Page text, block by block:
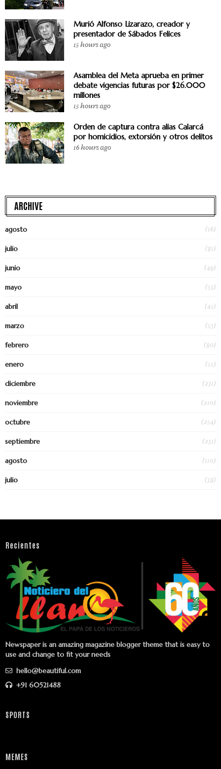
Murió Alfonso Lizarazo, creador y
presentador de Sábados Felices
15 hours ago
Asamblea del Meta aprueba en primer
debate vigencias futuras por $26.000
millones
15 hours ago
Orden de captura contra alias Calarcá
por homicidios, extorsión y otros delitos
16 hours ago
ARCHIVE
agosto (16)
julio (81)
junio (49)
mayo (53)
abril (45)
marzo (53)
febrero (80)
enero (55)
diciembre (231)
noviembre (210)
octubre (254)
septiembre (231)
agosto (110)
julio (38)
Recientes
Newspaper is an amazing magazine blogger theme that is easy to
use and change to fit your needs
hello@beautiful.com
+91 60521488
SPORTS
MEMES